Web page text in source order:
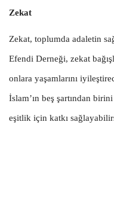
Zekat
Zekat, toplumda adaletin
Efendi Derneği, zekat
onlara yaşamlarını
İslam’ın beş şartından
eşitlik için katkı